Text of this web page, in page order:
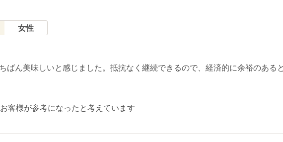
女性
ばん美味しいと感じました。抵抗なく継続できるので、経済的に余裕のある
客様が参考になったと考えています